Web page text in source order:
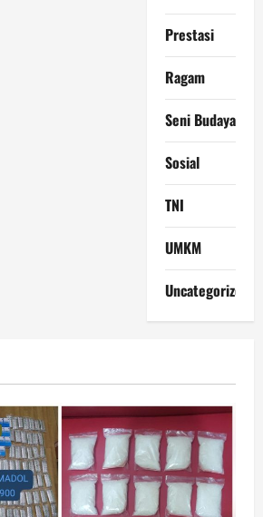
Prestasi
Ragam
Seni Budaya
Sosial
TNI
UMKM
Uncategorized